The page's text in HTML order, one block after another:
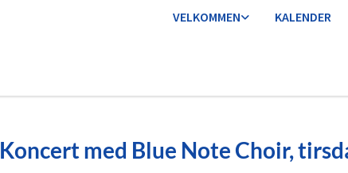
VELKOMMEN KALENDER
Koncert med Blue Note Choir,